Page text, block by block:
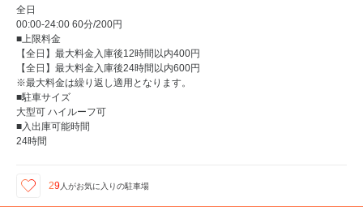
全日
00:00-24:00 60分/200円
■上限料金
【全日】最大料金入庫後12時間以内400円
【全日】最大料金入庫後24時間以内600円
※最大料金は繰り返し適用となります。
■駐車サイズ
大型可 ハイルーフ可
■入出庫可能時間
24時間
29人がお気に入りの駐車場